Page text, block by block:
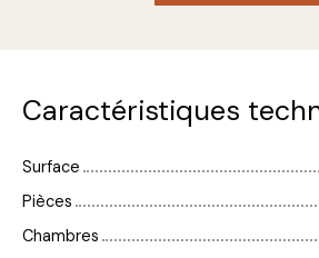
Caractéristiques
Surface
Pièces
Chambres